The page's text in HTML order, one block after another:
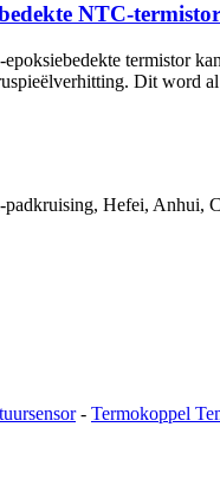
NTC-
termistor
Dit word
padkruising, Hefei, Anhui,
- Termokoppel